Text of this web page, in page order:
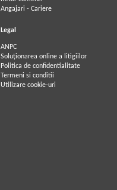
Angajari - Cariere
Legal
ANPC
Soluționarea online a litigiilor
Politica de confidentialitate
Termeni si conditii
Utilizare cookie-uri